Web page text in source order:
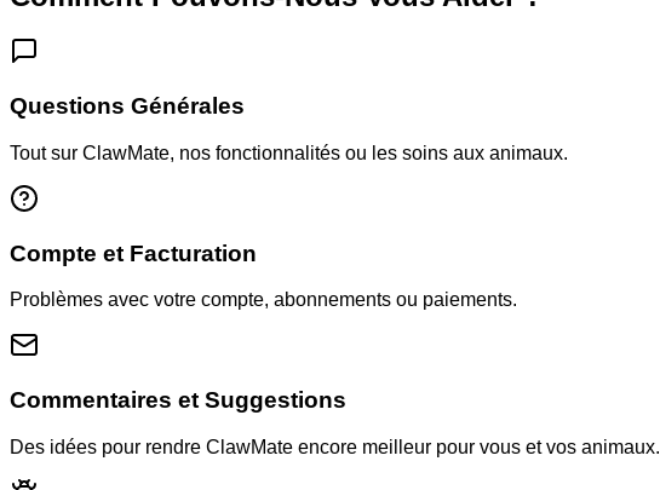
Questions Générales
Tout sur ClawMate, nos fonctionnalités ou les soins aux animaux.
Compte et Facturation
Problèmes avec votre compte, abonnements ou paiements.
Commentaires et Suggestions
Des idées pour rendre ClawMate encore meilleur pour vous et vos animaux.